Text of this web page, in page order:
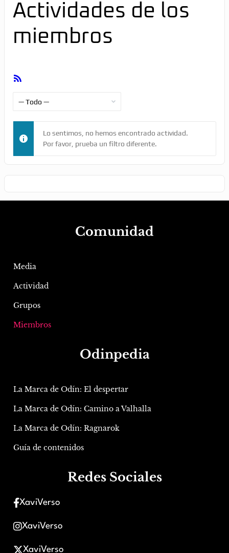
Actividades de los
miembros
Lo sentimos, no hemos encontrado actividad.
Por favor, prueba un filtro diferente.
Comunidad
Media
Actividad
Grupos
Miembros
Odinpedia
La Marca de Odín: El despertar
La Marca de Odín: Camino a Valhalla
La Marca de Odín: Ragnarok
Guía de contenidos
Redes Sociales
XaviVerso
XaviVerso
XaviVerso